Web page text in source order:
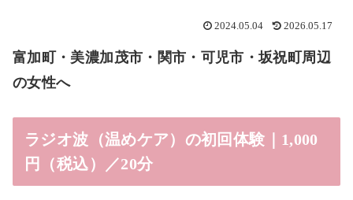
2024.05.04 2026.05.17
富加町・美濃加茂市・関市・可児市・坂祝町周辺
の女性へ
ラジオ波（温めケア）の初回体験｜1,000
円（税込）／20分